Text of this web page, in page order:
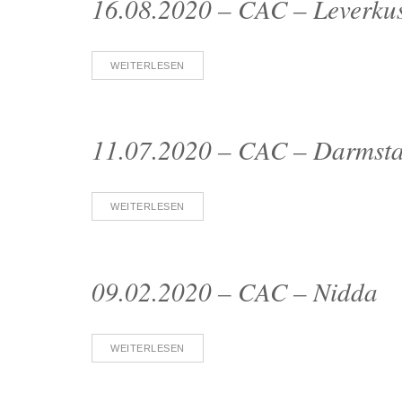
16.08.2020 – CAC –
WEITERLESEN
11.07.2020 – CAC –
WEITERLESEN
09.02.2020 – CAC – Nidda
WEITERLESEN